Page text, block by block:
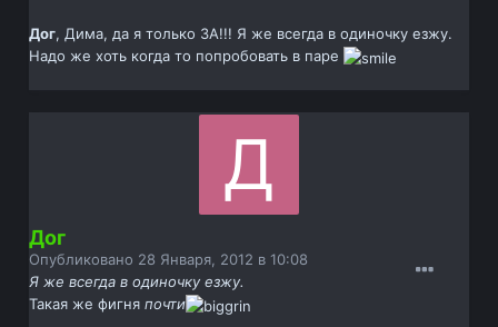
Дог, Дима, да я только ЗА!!! Я же всегда в одиночку езжу.
Надо же хоть когда то попробовать в паре
Дог
Опубликовано 28 Января, 2012 в 10:08
Я же всегда в одиночку езжу.
Такая же фигняпочти